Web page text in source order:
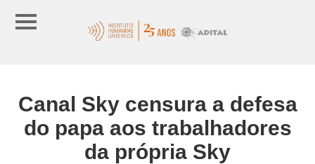
Canal Sky censura a defesa
do papa aos trabalhadores
da própria Sky